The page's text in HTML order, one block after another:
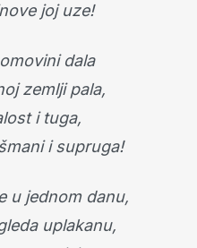
joj uze!
dala
zemlji pala,
i tuga,
i supruga!
u jednom danu,
uplakanu,